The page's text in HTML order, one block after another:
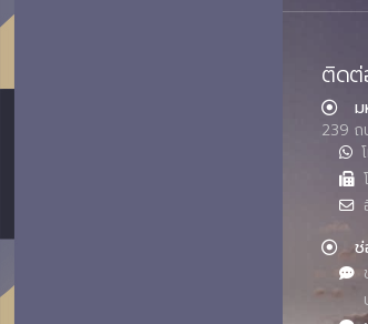
ติดต่
ม
239 ถ
ช่